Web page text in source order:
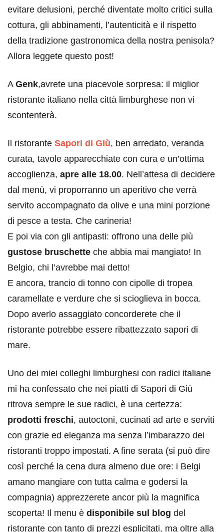
evitare delusioni, perché diventate molto critici sulla
cottura, gli abbinamenti, l’autenticità e il rispetto
della tradizione gastronomica della nostra penisola?
Allora leggete questo post!
A Genk,avrete una piacevole sorpresa: il miglior
ristorante italiano nella città limburghese non vi
scontenterà.
Il ristorante Sapori di Giù, ben arredato, veranda
curata, tavole apparecchiate con cura e un’ottima
accoglienza, apre alle 18.00. Nell’attesa di decidere
dal menù, vi proporranno un aperitivo che verrà
servito accompagnato da olive e una mini porzione
di pesce a testa. Che carineria!
E poi via con gli antipasti: offrono una delle più
gustose bruschette che abbia mai mangiato! In
Belgio, chi l’avrebbe mai detto!
E ancora, trancio di tonno con cipolle di tropea
caramellate e verdure che si scioglieva in bocca.
Dopo averlo assaggiato concorderete che il
ristorante potrebbe essere ribattezzato sapori di
mare.
Uno dei miei colleghi limburghesi con radici italiane
mi ha confessato che nei piatti di Sapori di Giù
ritrova sempre le sue radici, è una certezza:
prodotti freschi, autoctoni, cucinati ad arte e serviti
con grazie ed eleganza ma senza l’imbarazzo dei
ristoranti troppo impostati. A fine serata (si può dire
così perché la cena dura almeno due ore: i Belgi
amano mangiare con tutta calma e godersi la
compagnia) apprezzerete ancor più la magnifica
scoperta! Il menu è disponibile sul blog del
ristorante con tanto di prezzi esplicitati, ma oltre alla